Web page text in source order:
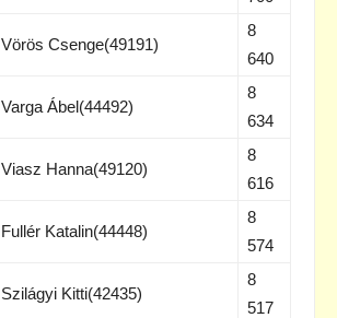
Vörös Csenge(49191)
8
640
Varga Ábel(44492)
8
634
Viasz Hanna(49120)
8
616
Fullér Katalin(44448)
8
574
Szilágyi Kitti(42435)
8
517